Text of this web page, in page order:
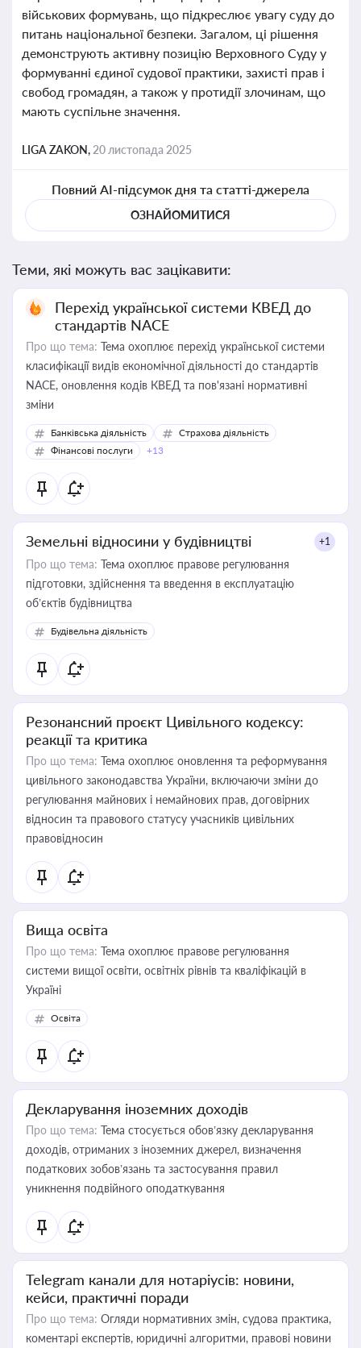
військових формувань, що підкреслює увагу суду до
питань національної безпеки. Загалом, ці рішення
демонструють активну позицію Верховного Суду у
формуванні єдиної судової практики, захисті прав і
свобод громадян, а також у протидії злочинам, що
мають суспільне значення.
LIGA ZAKON, 20 листопада 2025
Повний AI-підсумок дня та статті-джерела
ОЗНАЙОМИТИСЯ
Теми, які можуть вас зацікавити:
Перехід української системи КВЕД до
стандартів NACE
Про що тема: Тема охоплює перехід української системи
класифікації видів економічної діяльності до стандартів
NACE, оновлення кодів КВЕД та пов'язані нормативні
зміни
Банківська діяльність
Страхова діяльність
Фінансові послуги
+13
Земельні відносини у будівництві +1
Про що тема: Тема охоплює правове регулювання
підготовки, здійснення та введення в експлуатацію
об’єктів будівництва
Будівельна діяльність
Резонансний проєкт Цивільного кодексу:
реакції та критика
Про що тема: Тема охоплює оновлення та реформування
цивільного законодавства України, включаючи зміни до
регулювання майнових і немайнових прав, договірних
відносин та правового статусу учасників цивільних
правовідносин
Вища освіта
Про що тема: Тема охоплює правове регулювання
системи вищої освіти, освітніх рівнів та кваліфікацій в
Україні
Освіта
Декларування іноземних доходів
Про що тема: Тема стосується обов’язку декларування
доходів, отриманих з іноземних джерел, визначення
податкових зобов’язань та застосування правил
уникнення подвійного оподаткування
Telegram канали для нотаріусів: новини,
кейси, практичні поради
Про що тема: Огляди нормативних змін, судова практика,
коментарі експертів, юридичні алгоритми, правові новини